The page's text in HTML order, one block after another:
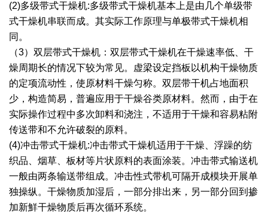
带式干燥焙烧系列
圆盘干燥机系列
桨叶式干燥系列
载体干燥系列
滚筒干燥系列
沸腾干燥系列
烘箱干燥系列
化工行业
技术专栏
全球契约组织成员
节能环保
公益支持
社会责任报告
社会责任
绿色发展
绿色供应链
人才招聘
联系我们
联系我们
(2)多级带式干燥机:多级带式干燥机基本上是由几个单级带
式干燥机串联而成。其实际工作原理与单极带式干燥机相
同。
（3）双层带式干燥机：双层带式干燥机在干燥速率低、干
燥周期长的情况下较为常见。虚梁设定挡板以机构干燥物质
的定项流动性，使原材料干燥匀称。双层带干机占地面积
少，构造简易，普遍应用于干燥谷类原材料。然而，由于在
实际操作过程中多次卸料和浇注，不适用于干燥和容易粘附
传送带和不允许破裂的原料。
(4)冲击带式干燥机:冲击带式干燥机适用于干燥、浮躁的纺
织品、烟草、板材等片状原料的表面涂装。冲击带式输送机
一般由两条输送带组成。冲击性式带机可隔开成模块开展单
独操纵。干燥物质加湿后，一部分排出来，另一部分回到掺
加新鮮干燥物质后再次循环系统。